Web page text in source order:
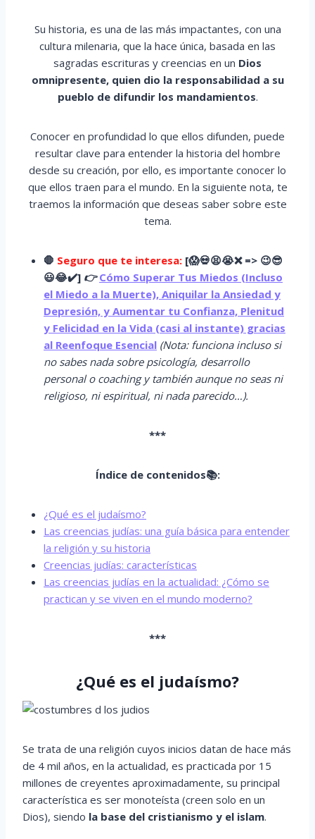
Su historia, es una de las más impactantes, con una
cultura milenaria, que la hace única, basada en las
sagradas escrituras y creencias en un Dios
omnipresente, quien dio la responsabilidad a su
pueblo de difundir los mandamientos.
Conocer en profundidad lo que ellos difunden, puede
resultar clave para entender la historia del hombre
desde su creación, por ello, es importante conocer lo
que ellos traen para el mundo. En la siguiente nota, te
traemos la información que deseas saber sobre este
tema.
🛑 Seguro que te interesa: [😱💀😫😭❌ => 😉😎
😃😂✔️] 👉 Cómo Superar Tus Miedos (Incluso
el Miedo a la Muerte), Aniquilar la Ansiedad y
Depresión, y Aumentar tu Confianza, Plenitud
y Felicidad en la Vida (casi al instante) gracias
al Reenfoque Esencial (Nota: funciona incluso si
no sabes nada sobre psicología, desarrollo
personal o coaching y también aunque no seas ni
religioso, ni espiritual, ni nada parecido…).
***
Índice de contenidos📚:
¿Qué es el judaísmo?
Las creencias judías: una guía básica para entender
la religión y su historia
Creencias judías: características
Las creencias judías en la actualidad: ¿Cómo se
practican y se viven en el mundo moderno?
***
¿Qué es el judaísmo?
Se trata de una religión cuyos inicios datan de hace más
de 4 mil años, en la actualidad, es practicada por 15
millones de creyentes aproximadamente, su principal
característica es ser monoteísta (creen solo en un
Dios), siendo la base del cristianismo y el islam.